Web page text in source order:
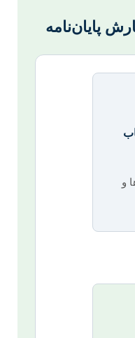
پایان‌نامه
و